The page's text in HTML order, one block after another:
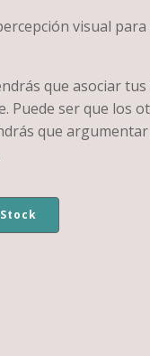
visual
que asociar
Puede ser que los
que